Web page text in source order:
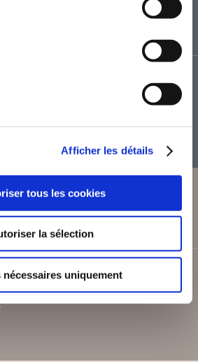
Afficher les détails
tous les cookies
la sélection
nécessaires uniquement
? Découvrez notre tutoriel pour savoir
auto-édité sur la
librairie en ligne
de
LIBRAIRES
souhaitez commander des livres du
à vos clients ? TheBookEdition offre la
certains livres avec une remise déduite de